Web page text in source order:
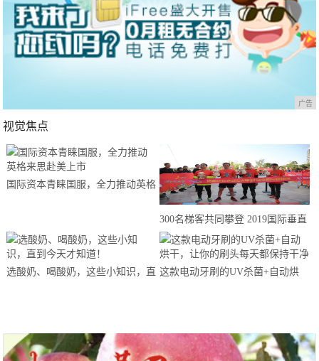
广告
视觉焦点
国际资本青睐国服，全力推动英格
300名梯客共同攀登 2019国际垂直
马拉松超级精英赛顺德海骏达中心
站欢乐开跑
选酸奶、喝酸奶，这些小知识，直 这款电动牙刷的UV杀菌+自动烘